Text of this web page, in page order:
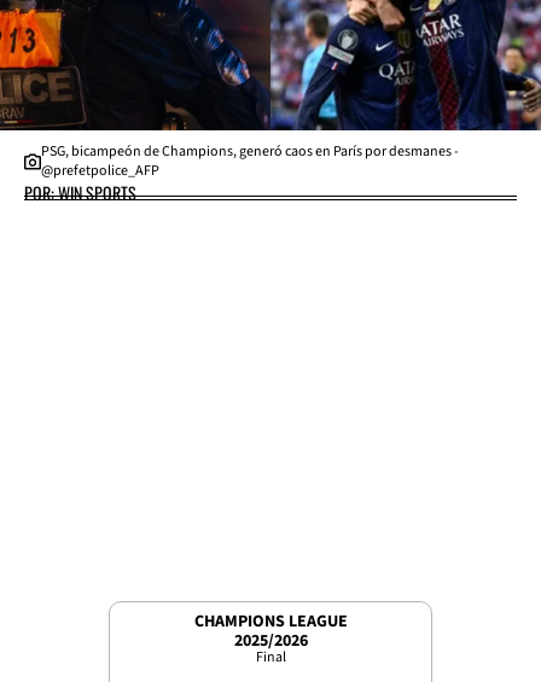
PSG, bicampeón de Champions, generó caos en París por desmanes -
@prefetpolice_AFP
POR: WIN SPORTS
CHAMPIONS LEAGUE
2025/2026
Final